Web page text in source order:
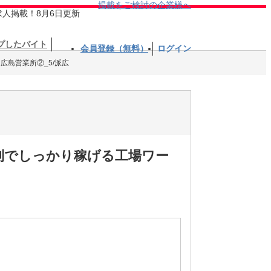
人掲載！8月6日更新
掲載をご検討の企業様へ
したバイト 会員登録（無料） ログイン
島営業所②_5/派広
でしっかり稼げる工場ワー